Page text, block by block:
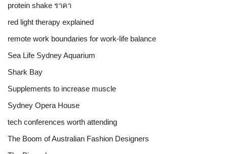
protein shake ราคา
red light therapy explained
remote work boundaries for work-life balance
Sea Life Sydney Aquarium
Shark Bay
Supplements to increase muscle
Sydney Opera House
tech conferences worth attending
The Boom of Australian Fashion Designers